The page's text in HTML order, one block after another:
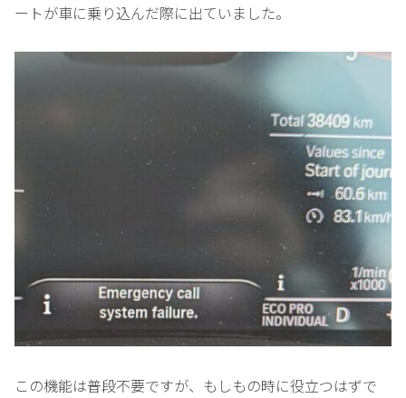
ートが車に乗り込んだ際に出ていました。
この機能は普段不要ですが、もしもの時に役立つはずで